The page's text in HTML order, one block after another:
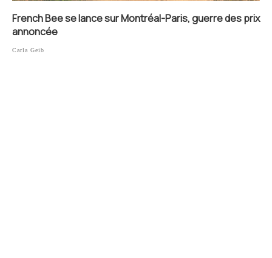
French Bee se lance sur Montréal-Paris, guerre des prix
annoncée
Carla Geib